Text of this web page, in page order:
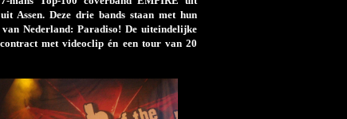
Assen. Deze drie bands staan met hun
Nederland: Paradiso! De uiteindelijke
met videoclip én een tour van 20